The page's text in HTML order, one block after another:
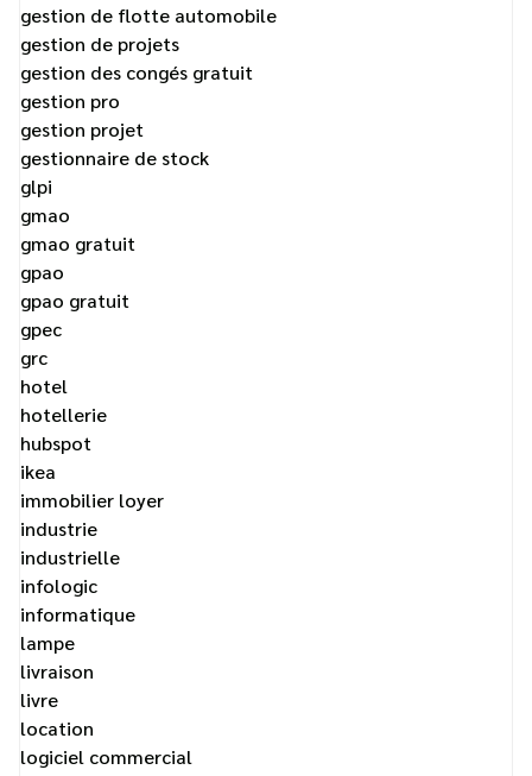
gestion de flotte automobile
gestion de projets
gestion des congés gratuit
gestion pro
gestion projet
gestionnaire de stock
glpi
gmao
gmao gratuit
gpao
gpao gratuit
gpec
grc
hotel
hotellerie
hubspot
ikea
immobilier loyer
industrie
industrielle
infologic
informatique
lampe
livraison
livre
location
logiciel commercial